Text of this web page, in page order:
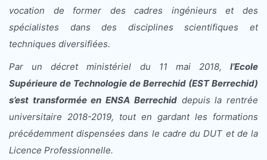
vocation de former des cadres ingénieurs et des
spécialistes dans des disciplines scientifiques et
techniques diversifiées.
Par un décret ministériel du 11 mai 2018, l’Ecole
Supérieure de Technologie de Berrechid (EST Berrechid)
s’est transformée en ENSA Berrechiddepuis la rentrée
universitaire 2018-2019, tout en gardant les formations
précédemment dispensées dans le cadre du DUT et de la
Licence Professionnelle.